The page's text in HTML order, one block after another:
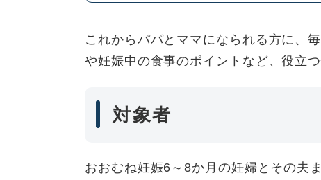
これからパパとママになられる方に、
や妊娠中の食事のポイントなど、役立
対象者
おおむね妊娠6～8か月の妊婦とその夫